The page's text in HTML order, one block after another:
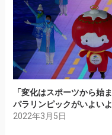
「変化はスポーツから始
パラリンピックがいよい
2022年3月5日